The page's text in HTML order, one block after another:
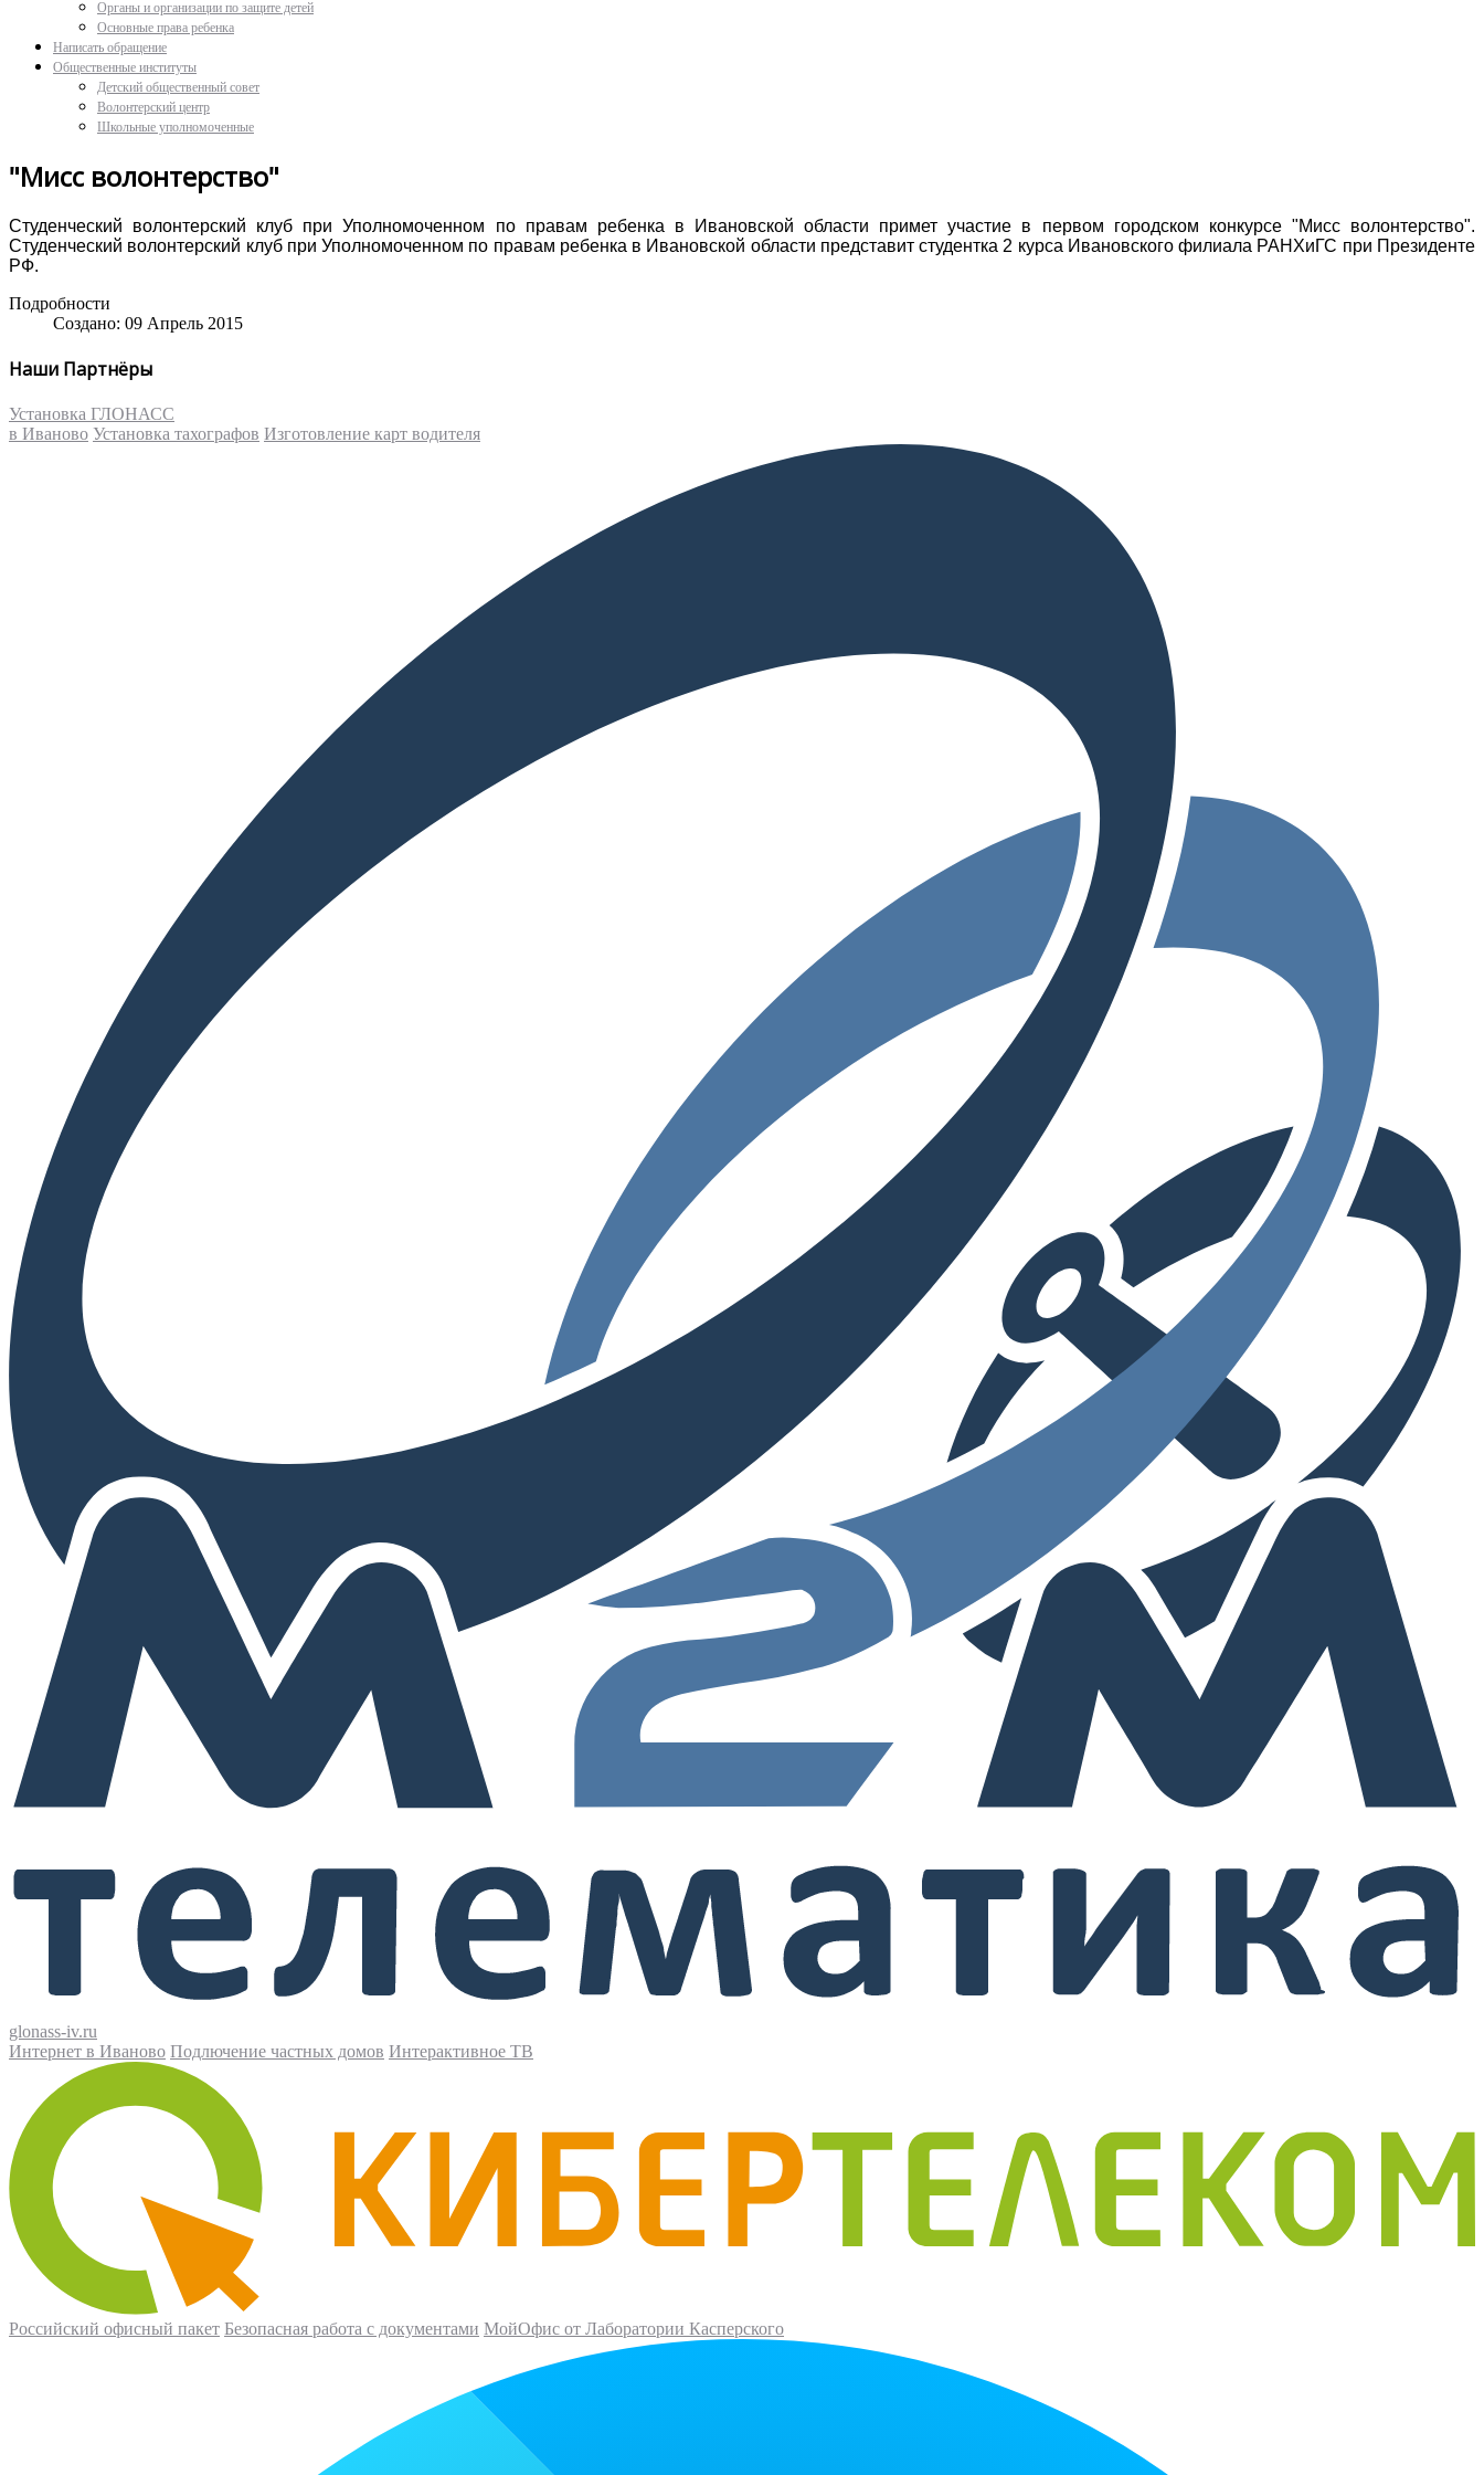
Органы и организации по защите детей
Основные права ребенка
Написать обращение
Общественные институты
Детский общественный совет
Волонтерский центр
Школьные уполномоченные
"Мисс волонтерство"
Студенческий волонтерский клуб при Уполномоченном по правам ребенка в Ивановской области примет участие в первом городском конкурсе "Мисс волонтерство".
Студенческий волонтерский клуб при Уполномоченном по правам ребенка в Ивановской области представит студентка 2 курса Ивановского филиала РАНХиГС при Президенте
РФ.
Подробности
Создано: 09 Апрель 2015
Наши Партнёры
Установка ГЛОНАСС
в Иваново Установка тахографов Изготовление карт водителя
glonass-iv.ru
Интернет в Иваново Подлючение частных домов Интерактивное ТВ
Российский офисный пакет Безопасная работа с документами МойОфис от Лаборатории Касперского